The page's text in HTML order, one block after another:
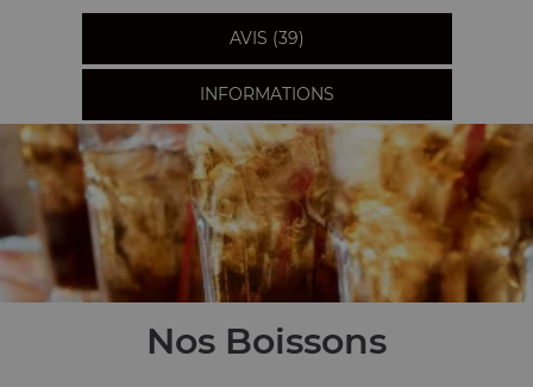
AVIS (39)
INFORMATIONS
Nos Boissons